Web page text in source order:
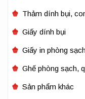
Thảm dính bụi,
Giấy dính bụi
Giấy in phòng
Ghế phòng sạch,
Sản phẩm khác